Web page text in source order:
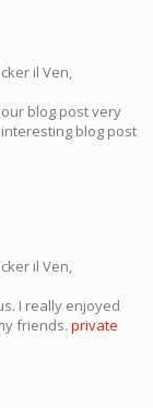
il Ven,
blog post very
blog post
il Ven,
I really enjoyed
friends. private